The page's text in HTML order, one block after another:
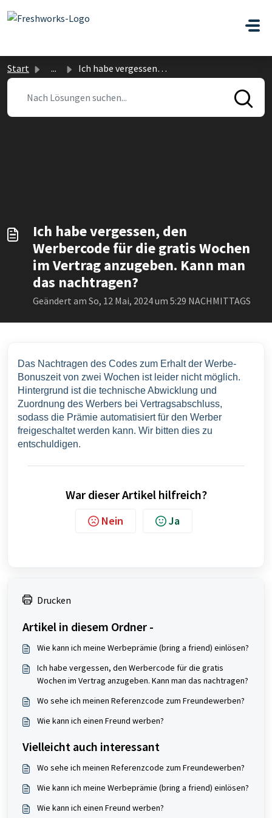
Zum hauptsächlichen Inhalt gehen
Start ... Ich habe vergessen, den Werbercode für die gratis Wochen ...
Ich habe vergessen, den
Werbercode für die gratis Wochen
im Vertrag anzugeben. Kann man
das nachtragen?
Geändert am So, 12 Mai, 2024 um 5:29 NACHMITTAGS
Das Nachtragen des Codes zum Erhalt der Werbe-
Bonuszeit von zwei Wochen ist leider nicht möglich.
Hintergrund ist die technische Abwicklung und
Zuordnung des Werbers bei Vertragsabschluss,
sodass die Prämie automatisiert für den Werber
freigeschaltet werden kann. Wir bitten dies zu
entschuldigen.
War dieser Artikel hilfreich?
Nein Ja
Drucken
Artikel in diesem Ordner -
Wie kann ich meine Werbeprämie (bring a friend) einlösen?
Ich habe vergessen, den Werbercode für die gratis
Wochen im Vertrag anzugeben. Kann man das nachtragen?
Wo sehe ich meinen Referenzcode zum Freundewerben?
Wie kann ich einen Freund werben?
Vielleicht auch interessant
Wo sehe ich meinen Referenzcode zum Freundewerben?
Wie kann ich meine Werbeprämie (bring a friend) einlösen?
Wie kann ich einen Freund werben?